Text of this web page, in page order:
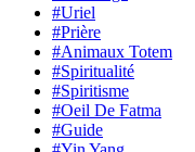
#Uriel
#Prière
#Animaux Totem
#Spiritualité
#Spiritisme
#Oeil De Fatma
#Guide